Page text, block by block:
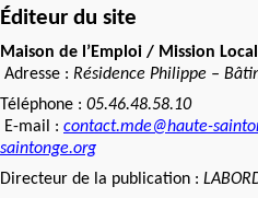
Éditeur du site
Maison de l’Emploi / Mission
Adresse : Résidence Philippe –
Téléphone : 05.46.48.58.10
E-mail : contact.mde@haute-
saintonge.org
Directeur de la publication :